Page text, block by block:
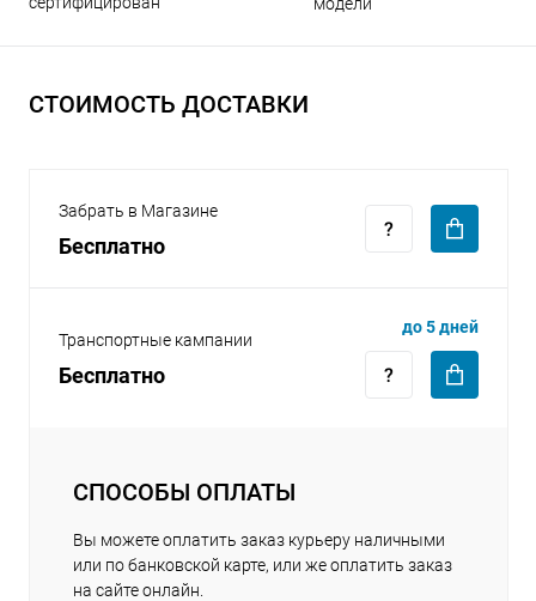
СТОИМОСТЬ ДОСТАВКИ
Забрать в Магазине
Бесплатно
Транспортные кампании
Бесплатно
до 5 дней
СПОСОБЫ ОПЛАТЫ
Вы можете оплатить заказ курьеру наличными
или по банковской карте, или же оплатить заказ
на сайте онлайн.